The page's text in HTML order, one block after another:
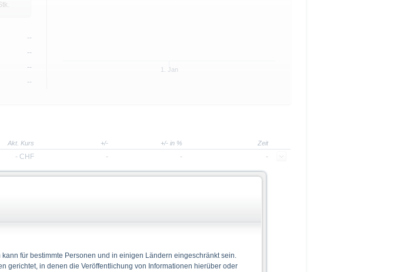
--
--
--
--
1. Jan
Akt. Kurs +/- +/- in % Zeit
- CHF - - -
DE000DH49P61
Inline Optionsscheine
für bestimmte Personen und in einigen Ländern eingeschränkt sein.
gerichtet, in denen die Veröffentlichung von Informationen hierüber oder